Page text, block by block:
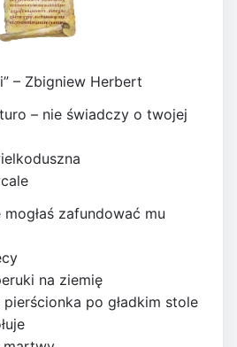
– Zbigniew Herbert
– nie świadczy o twojej
zafundować mu
na ziemię
po gładkim stole